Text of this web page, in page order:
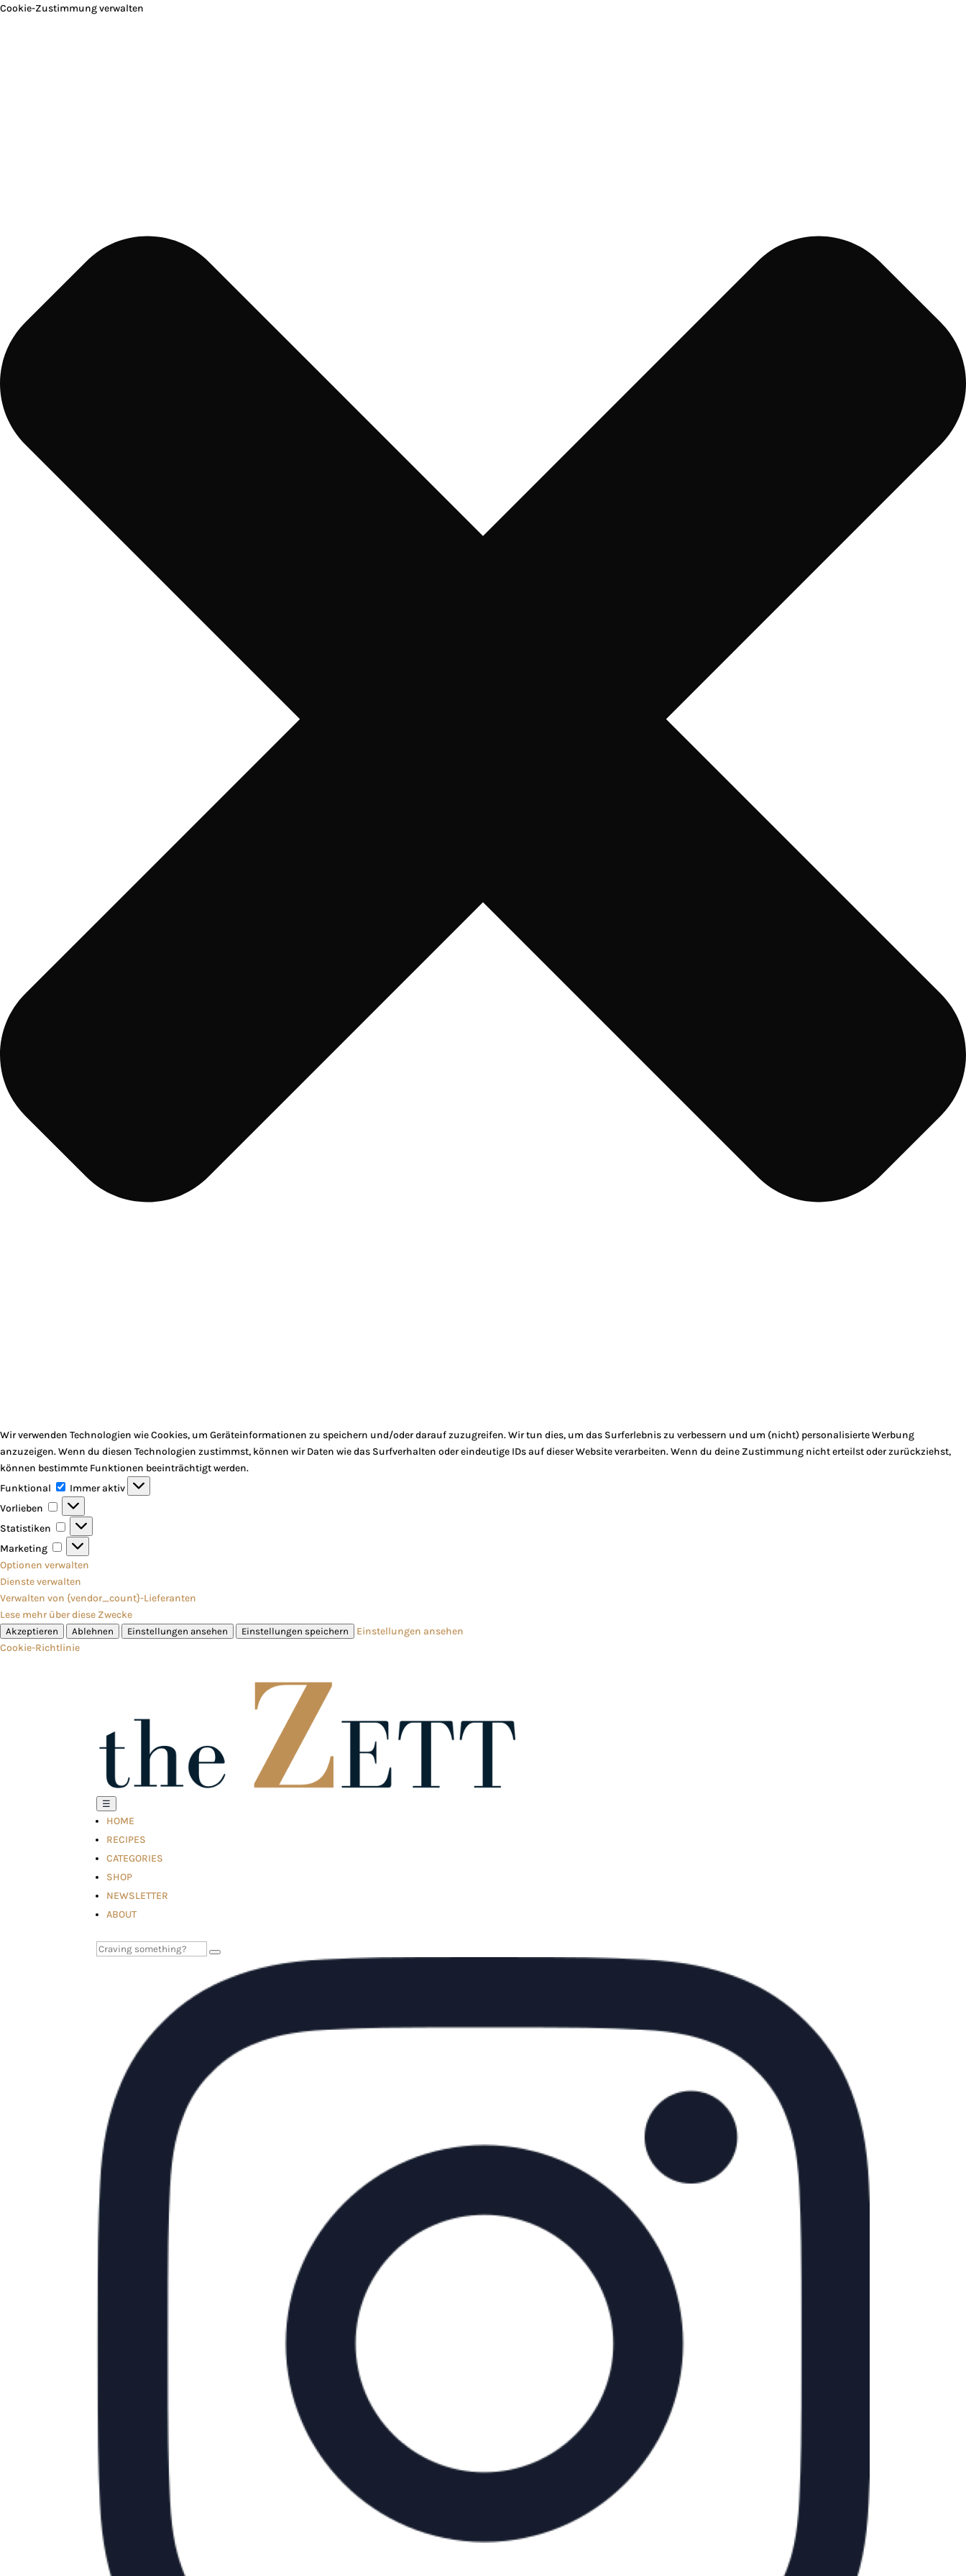
Cookie-Zustimmung verwalten
Wir verwenden Technologien wie Cookies, um Geräteinformationen zu speichern und/oder darauf zuzugreifen. Wir tun dies, um das Surferlebnis zu verbessern und um (nicht) personalisierte Werbung
anzuzeigen. Wenn du diesen Technologien zustimmst, können wir Daten wie das Surfverhalten oder eindeutige IDs auf dieser Website verarbeiten. Wenn du deine Zustimmung nicht erteilst oder zurückziehst,
können bestimmte Funktionen beeinträchtigt werden.
Funktional
Funktional
Immer aktiv
Vorlieben
Vorlieben
Statistiken
Statistiken
Marketing
Marketing
Optionen verwalten
Dienste verwalten
Verwalten von {vendor_count}-Lieferanten
Lese mehr über diese Zwecke
Akzeptieren Ablehnen Einstellungen ansehen Einstellungen speichern
Einstellungen ansehen
Cookie-Richtlinie
☰
HOME
RECIPES
CATEGORIES
SHOP
NEWSLETTER
ABOUT